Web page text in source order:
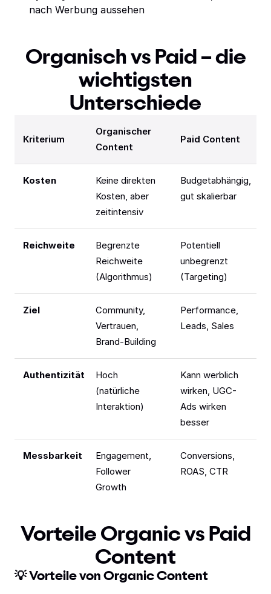
nach Werbung aussehen
Organisch vs Paid – die
wichtigsten
Unterschiede
Kriterium
Organischer
Content
Paid Content
Kosten
Keine direkten
Kosten, aber
zeitintensiv
Budgetabhängig,
gut skalierbar
Reichweite
Begrenzte
Reichweite
(Algorithmus)
Potentiell
unbegrenzt
(Targeting)
Ziel
Community,
Vertrauen,
Brand-Building
Performance,
Leads, Sales
Authentizität
Hoch
(natürliche
Interaktion)
Kann werblich
wirken, UGC-
Ads wirken
besser
Messbarkeit
Engagement,
Follower
Growth
Conversions,
ROAS, CTR
Vorteile Organic vs Paid
Content
💡 Vorteile von Organic Content